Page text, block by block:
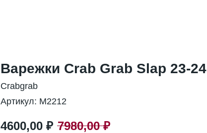
Варежки Crab Grab Slap 23-24
Crabgrab
Артикул: M2212
4600,00 ₽ 7980,00 ₽